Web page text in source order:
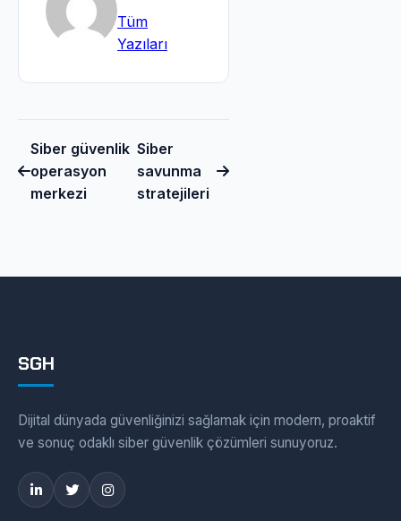
Tüm
Yazıları
Siber güvenlik
operasyon
merkezi
Siber
savunma
stratejileri
SGH
Dijital dünyada güvenliğinizi sağlamak için modern, proaktif
ve sonuç odaklı siber güvenlik çözümleri sunuyoruz.